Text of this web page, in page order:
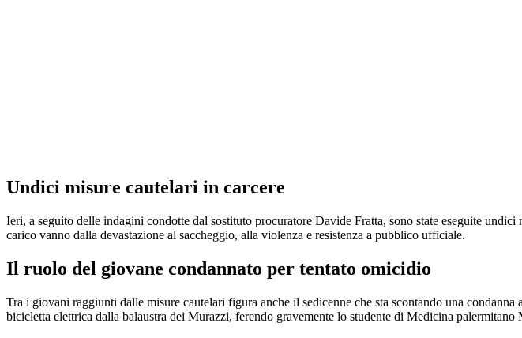
Undici misure cautelari in carcere
Ieri, a seguito delle indagini condotte dal sostituto procuratore Davide Fratta, sono state eseguite undici
carico vanno dalla devastazione al saccheggio, alla violenza e resistenza a pubblico ufficiale.
Il ruolo del giovane condannato per tentato omicidio
Tra i giovani raggiunti dalle misure cautelari figura anche il sedicenne che sta scontando una condanna
bicicletta elettrica dalla balaustra dei Murazzi, ferendo gravemente lo studente di Medicina palermitano